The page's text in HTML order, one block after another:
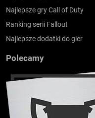
Najlepsze gry Call of Duty
Ranking serii Fallout
Najlepsze dodatki do gier
Polecamy